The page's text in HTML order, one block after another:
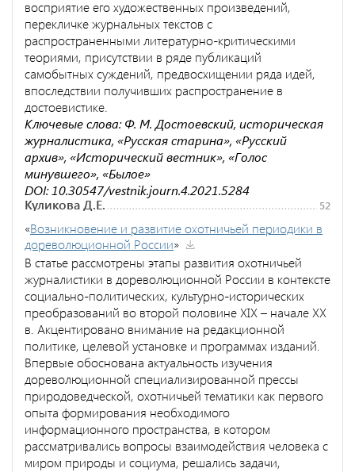
восприятие его художественных произведений,
перекличке журнальных текстов с
распространенными литературно-критическими
теориями, присутствии в ряде публикаций
самобытных суждений, предвосхищении ряда идей,
впоследствии получивших распространение в
достоевистике.
Ключевые слова: Ф. М. Достоевский, историческая
журналистика, «Русская старина», «Русский
архив», «Исторический вестник», «Голос
минувшего», «Былое»
DOI: 10.30547/vestnik.journ.4.2021.5284
Куликова Д.Е.
52
«Возникновение и развитие охотничьей периодики в
дореволюционной России»
В статье рассмотрены этапы развития охотничьей
журналистики в дореволюционной России в контексте
социально-политических, культурно-исторических
преобразований во второй половине XIX – начале XX
в. Акцентировано внимание на редакционной
политике, целевой установке и программах изданий.
Впервые обоснована актуальность изучения
дореволюционной специализированной прессы
природоведческой, охотничьей тематики как первого
опыта формирования необходимого
информационного пространства, в котором
рассматривались вопросы взаимодействия человека с
миром природы и социума, решались задачи,